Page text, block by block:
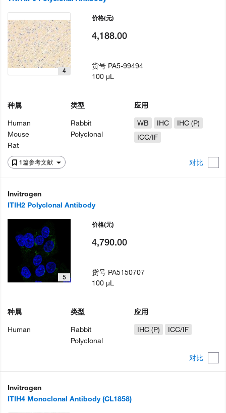
1篇参考文献 对比
4
种属
Human
Mouse
Rat
类型
Rabbit
Polyclonal
应用
WB
IHC
IHC (P)
ICC/IF
价格(元)
4,188.00
货号 PA5-99494
100 µL
Invitrogen
ITIH2 Polyclonal Antibody
对比
5
种属
Human
类型
Rabbit
Polyclonal
应用
IHC (P)
ICC/IF
价格(元)
4,790.00
货号 PA5150707
100 µL
Invitrogen
ITIH4 Monoclonal Antibody (CL1858)